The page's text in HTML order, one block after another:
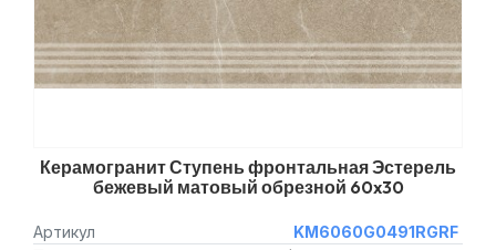
Керамогранит Ступень фронтальная Эстерель
бежевый матовый обрезной 60x30
Артикул
KM6060G0491RGRF